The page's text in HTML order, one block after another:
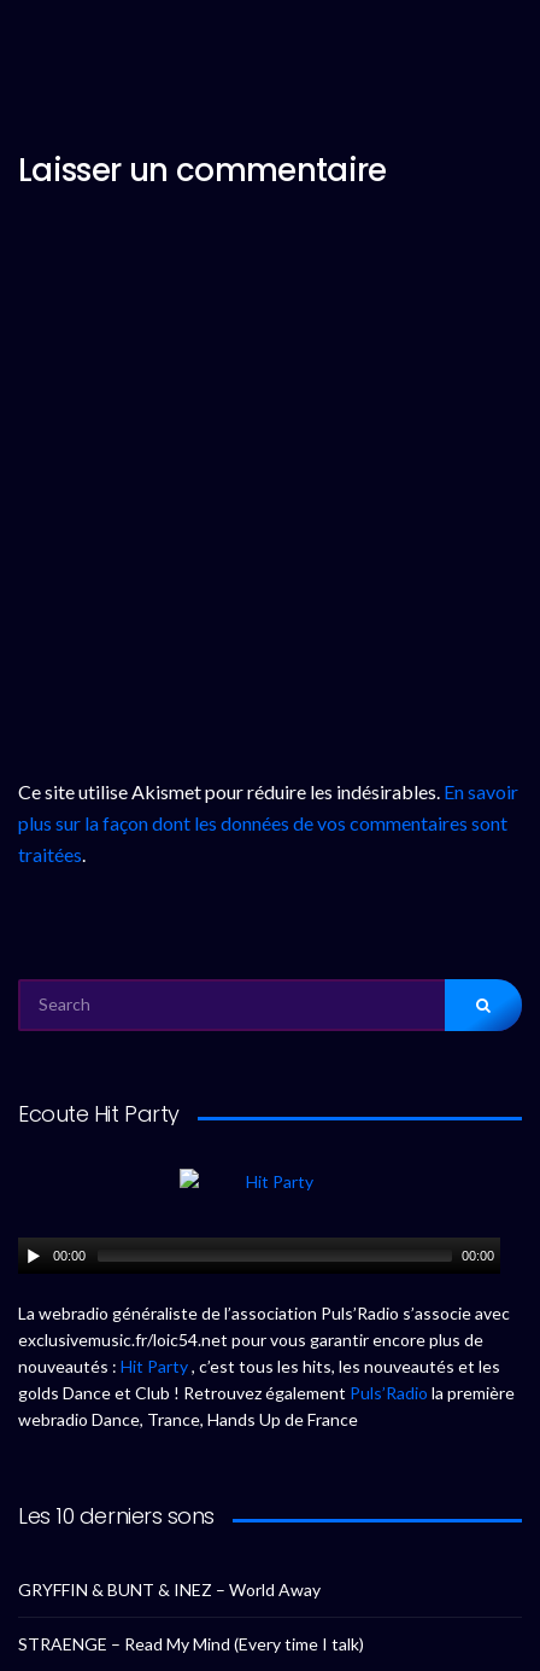
Laisser un commentaire
Ce site utilise Akismet pour réduire les indésirables. En savoir
plus sur la façon dont les données de vos commentaires sont
traitées.
FOR:
Ecoute Hit Party
00:00 00:00
La webradio généraliste de l’association Puls’Radio s’associe avec
exclusivemusic.fr/loic54.net pour vous garantir encore plus de
nouveautés : Hit Party, c’est tous les hits, les nouveautés et les
golds Dance et Club ! Retrouvez également Puls’Radio la première
webradio Dance, Trance, Hands Up de France
Les 10 derniers sons
GRYFFIN & BUNT & INEZ – World Away
STRAENGE – Read My Mind (Every time I talk)